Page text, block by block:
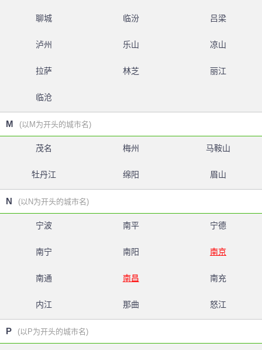
聊城 临汾 吕梁
泸州 乐山 凉山
拉萨 林芝 丽江
临沧
M (以M为开头的城市名)
茂名 梅州 马鞍山
牡丹江 绵阳 眉山
N (以N为开头的城市名)
宁波 南平 宁德
南宁 南阳 南京
南通 南昌 南充
内江 那曲 怒江
P (以P为开头的城市名)